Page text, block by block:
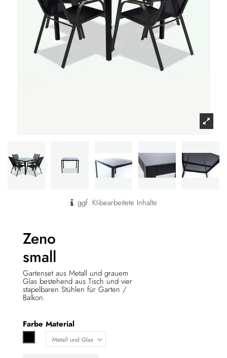
ggf. KI-bearbeitete Inhalte
Zeno
small
Gartenset aus Metall und grauem
Glas bestehend aus Tisch und vier
stapelbaren Stühlen für Garten /
Balkon.
Farbe
Schwarz
Material